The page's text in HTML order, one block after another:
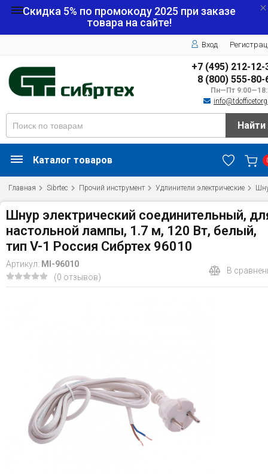
Скидка 5% по промокоду 2025 при заказе
товара на сайте!
Вход
+7 (495) 212-12-
8 (800) 555-80-
Пн—Пт
Найти
Каталог товаров
Главная Sibrtec Прочий инструмент Удлинители электрические
Шнур электрический соединительный,
настольной лампы, 1.7 м, 120 Вт, белый,
тип V-1 Россия Сибртех 96010
Артикул: MI-96010
(0 отзывов)
В